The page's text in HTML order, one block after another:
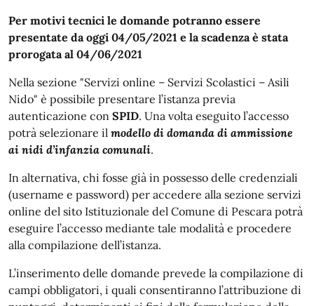
Per motivi tecnici le domande potranno essere
presentate da oggi 04/05/2021 e la scadenza è stata
prorogata al 04/06/2021
Nella sezione "Servizi online – Servizi Scolastici – Asili
Nido" è possibile presentare l’istanza previa
autenticazione con SPID. Una volta eseguito l’accesso
potrà selezionare il modello di domanda di ammissione
ai nidi d’infanzia comunali.
In alternativa, chi fosse già in possesso delle credenziali
(username e password) per accedere alla sezione servizi
online del sito Istituzionale del Comune di Pescara potrà
eseguire l’accesso mediante tale modalità e procedere
alla compilazione dell’istanza.
L’inserimento delle domande prevede la compilazione di
campi obbligatori, i quali consentiranno l’attribuzione di